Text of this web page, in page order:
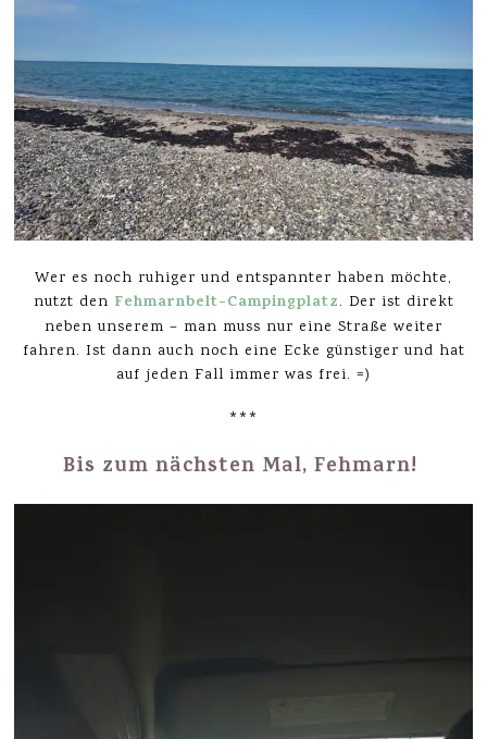
Wer es noch ruhiger und entspannter haben möchte,
nutzt den Fehmarnbelt-Campingplatz. Der ist direkt
neben unserem – man muss nur eine Straße weiter
fahren. Ist dann auch noch eine Ecke günstiger und hat
auf jeden Fall immer was frei. =)
***
Bis zum nächsten Mal, Fehmarn!